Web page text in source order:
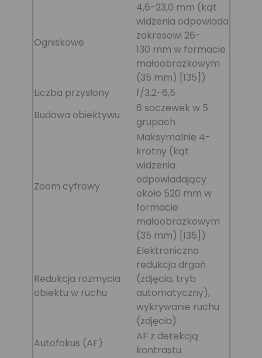
Ogniskowe
4,6-23,0 mm (kąt
widzenia odpowiada
zakresowi 26-
130 mm w formacie
małoobrazkowym
(35 mm) [135])
Liczba przysłony
f/3,2-6,5
Budowa obiektywu
6 soczewek w 5
grupach
Zoom cyfrowy
Maksymalnie 4-
krotny (kąt
widzenia
odpowiadający
około 520 mm w
formacie
małoobrazkowym
(35 mm) [135])
Redukcja rozmycia
obiektu w ruchu
Elektroniczna
redukcja drgań
(zdjęcia, tryb
automatyczny),
wykrywanie ruchu
(zdjęcia)
Autofokus (AF)
AF z detekcją
kontrastu